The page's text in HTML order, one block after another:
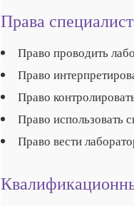
Права
Право проводить
Право
Право
Право использовать
Право вести